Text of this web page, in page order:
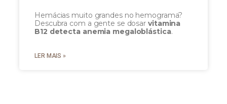
Hemácias muito grandes no hemograma?
Descubra com a gente se dosar vitamina
B12 detecta anemia megaloblástica.
LER MAIS »